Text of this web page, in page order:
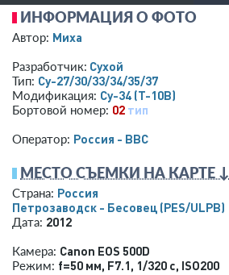
ИНФОРМАЦИЯ О ФОТО
Автор: Миха
Разработчик: Сухой
Тип: Су-27/30/33/34/35/37
Модификация: Су-34 (Т-10В)
Бортовой номер: 02 тип
Оператор: Россия - ВВС
МЕСТО СЪЕМКИ НА КАРТЕ ↓
Страна: Россия
Петрозаводск - Бесовец (PES/ULPB)
Дата: 2012
Камера: Canon EOS 500D
Режим: f=50 мм, F7.1, 1/320 с, ISO200